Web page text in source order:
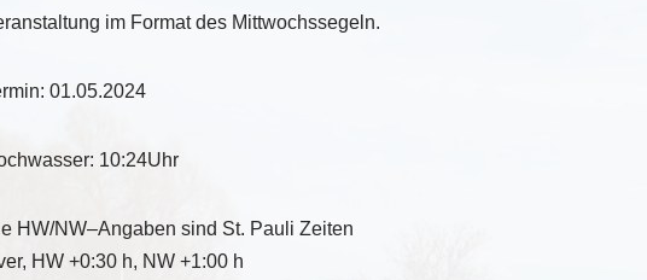
im Format des Mittwochssegeln.
01.05.2024
10:24Uhr
HW/NW–Angaben sind St. Pauli Zeiten
HW +0:30 h, NW +1:00 h